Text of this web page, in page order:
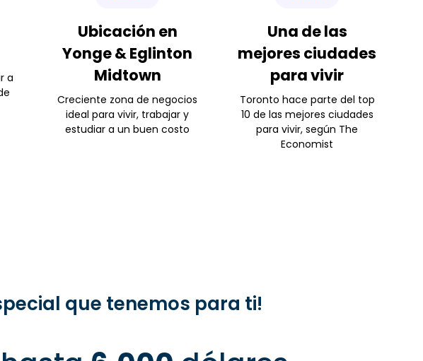
a
Ubicación en
Yonge & Eglinton
Midtown
Creciente zona de negocios
ideal para vivir, trabajar y
estudiar a un buen costo
Una de las
mejores ciudades
para vivir
Toronto hace parte del top
10 de las mejores ciudades
para vivir, según The
Economist
que tenemos para ti!